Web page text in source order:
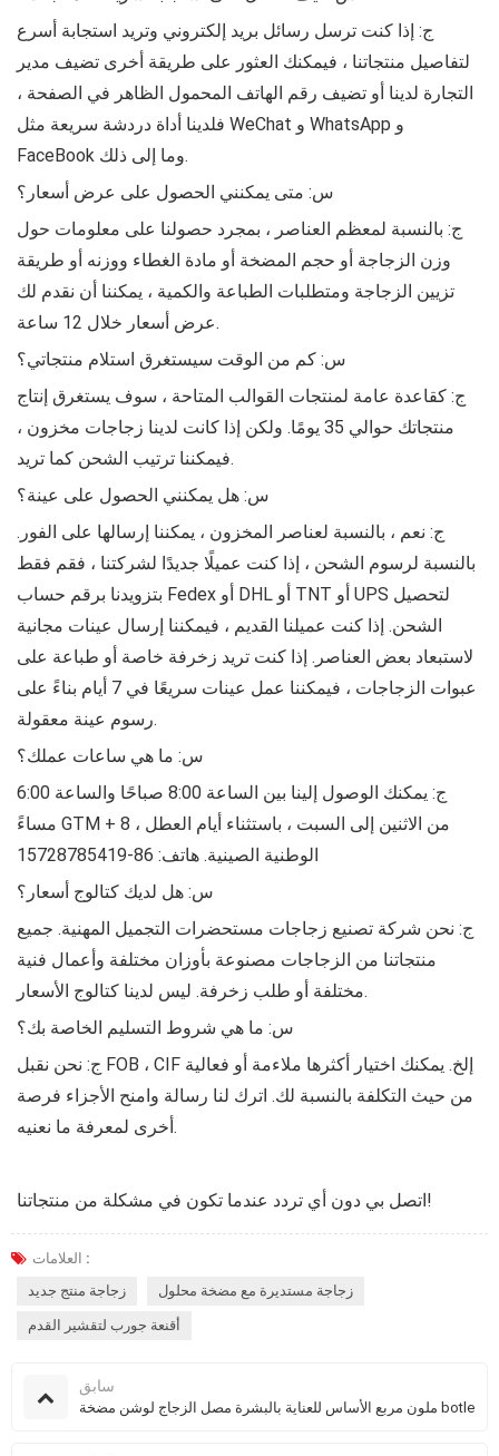
ج: إذا كنت ترسل رسائل بريد إلكتروني وتريد استجابة أسرع
لتفاصيل منتجاتنا ، فيمكنك العثور على طريقة أخرى تضيف مدير
التجارة لدينا أو تضيف رقم الهاتف المحمول الظاهر في الصفحة ،
فلدينا أداة دردشة سريعة مثل WeChat و WhatsApp و
FaceBook وما إلى ذلك.
س: متى يمكنني الحصول على عرض أسعار؟
ج: بالنسبة لمعظم العناصر ، بمجرد حصولنا على معلومات حول
وزن الزجاجة أو حجم المضخة أو مادة الغطاء ووزنه أو طريقة
تزيين الزجاجة ومتطلبات الطباعة والكمية ، يمكننا أن نقدم لك
عرض أسعار خلال 12 ساعة.
س: كم من الوقت سيستغرق استلام منتجاتي؟
ج: كقاعدة عامة لمنتجات القوالب المتاحة ، سوف يستغرق إنتاج
منتجاتك حوالي 35 يومًا. ولكن إذا كانت لدينا زجاجات مخزون ،
فيمكننا ترتيب الشحن كما تريد.
س: هل يمكنني الحصول على عينة؟
ج: نعم ، بالنسبة لعناصر المخزون ، يمكننا إرسالها على الفور.
بالنسبة لرسوم الشحن ، إذا كنت عميلًا جديدًا لشركتنا ، فقم فقط
بتزويدنا برقم حساب Fedex أو DHL أو TNT أو UPS لتحصيل
الشحن. إذا كنت عميلنا القديم ، فيمكننا إرسال عينات مجانية
لاستبعاد بعض العناصر. إذا كنت تريد زخرفة خاصة أو طباعة على
عبوات الزجاجات ، فيمكننا عمل عينات سريعًا في 7 أيام بناءً على
رسوم عينة معقولة.
س: ما هي ساعات عملك؟
ج: يمكنك الوصول إلينا بين الساعة 8:00 صباحًا والساعة 6:00
مساءً GTM + 8 ، من الاثنين إلى السبت ، باستثناء أيام العطل
الوطنية الصينية. هاتف: 86-15728785419
س: هل لديك كتالوج أسعار؟
ج: نحن شركة تصنيع زجاجات مستحضرات التجميل المهنية. جميع
منتجاتنا من الزجاجات مصنوعة بأوزان مختلفة وأعمال فنية
مختلفة أو طلب زخرفة. ليس لدينا كتالوج الأسعار.
س: ما هي شروط التسليم الخاصة بك؟
ج: نحن نقبل FOB ، CIF إلخ. يمكنك اختيار أكثرها ملاءمة أو فعالية
من حيث التكلفة بالنسبة لك. اترك لنا رسالة وامنح الأجزاء فرصة
أخرى لمعرفة ما نعنيه.
اتصل بي دون أي تردد عندما تكون في مشكلة من منتجاتنا!
العلامات :
زجاجة منتج جديد
زجاجة مستديرة مع مضخة محلول
أقنعة جورب لتقشير القدم
سابق
ملون مربع الأساس للعناية بالبشرة مصل الزجاج لوشن مضخة botle